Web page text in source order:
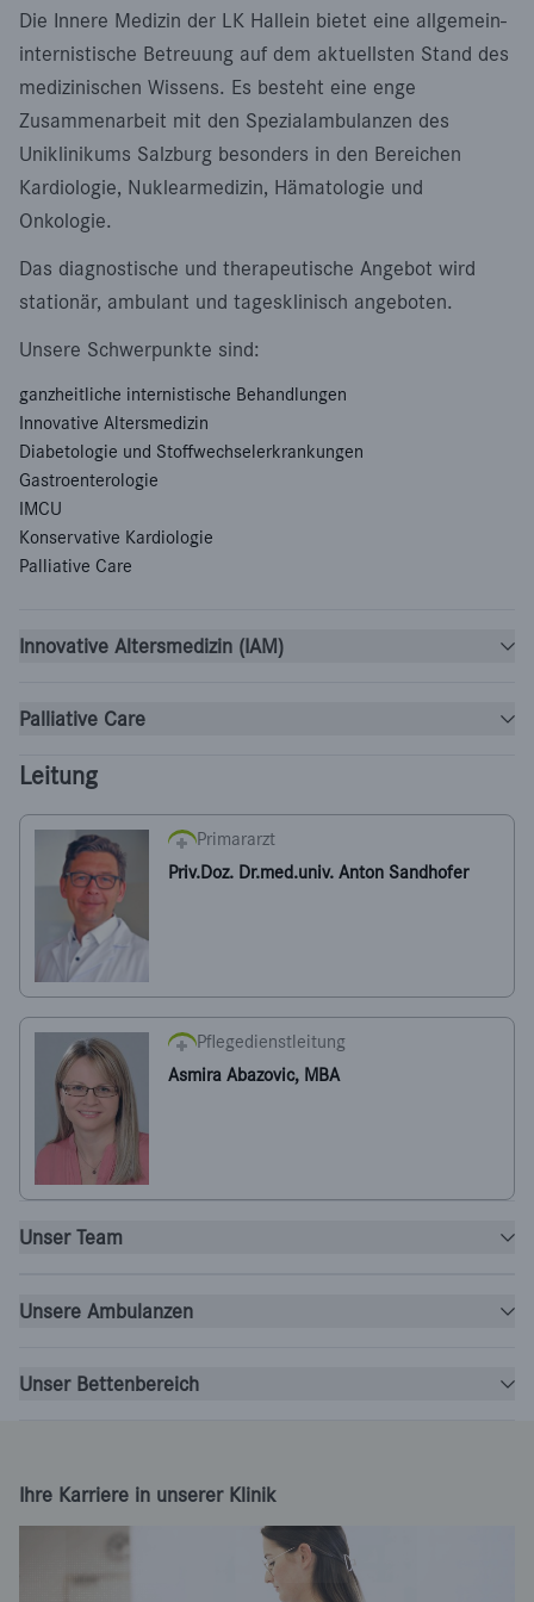
Die Innere Medizin der LK Hallein bietet eine allgemein-
internistische Betreuung auf dem aktuellsten Stand des
medizinischen Wissens. Es besteht eine enge
Zusammenarbeit mit den Spezialambulanzen des
Uniklinikums Salzburg besonders in den Bereichen
Kardiologie, Nuklearmedizin, Hämatologie und
Onkologie.
Das diagnostische und therapeutische Angebot wird
stationär, ambulant und tagesklinisch angeboten.
Unsere Schwerpunkte sind:
ganzheitliche internistische Behandlungen
Innovative Altersmedizin
Diabetologie und Stoffwechselerkrankungen
Gastroenterologie
IMCU
Konservative Kardiologie
Palliative Care
Innovative Altersmedizin (IAM)
Palliative Care
Leitung
Primararzt
Priv.Doz. Dr.med.univ. Anton Sandhofer
Pflegedienstleitung
Asmira Abazovic, MBA
Unser Team
Unsere Ambulanzen
Unser Bettenbereich
Ihre Karriere in unserer Klinik